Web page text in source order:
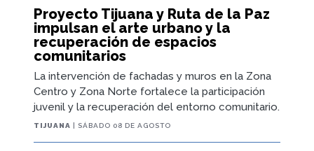
Proyecto Tijuana y Ruta de la Paz
impulsan el arte urbano y la
recuperación de espacios
comunitarios
La intervención de fachadas y muros en la Zona
Centro y Zona Norte fortalece la participación
juvenil y la recuperación del entorno comunitario.
TIJUANA | SÁBADO 08 DE AGOSTO